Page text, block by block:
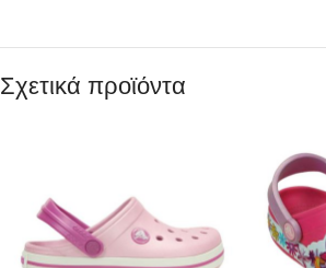
Σχετικά προϊόντα